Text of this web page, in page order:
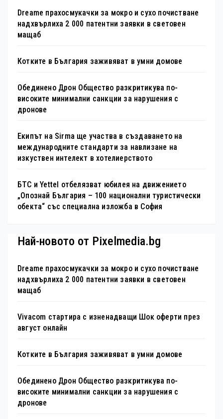
Dreame прахосмукачки за мокро и сухо почистване
надхвърлиха 2 000 патентни заявки в световен
мащаб
Котките в България заживяват в умни домове
Обединено Дрон Общество разкритикува по-
високите минимални санкции за нарушения с
дронове
Екипът на Sirma ще участва в създаването на
международните стандарти за навлизане на
изкуствен интелект в хотелиерството
БТС и Yettel отбелязват юбилея на движението
„Опознай България – 100 национални туристически
обекта“ със специална изложба в София
Най-новото от Pixelmedia.bg
Dreame прахосмукачки за мокро и сухо почистване
надхвърлиха 2 000 патентни заявки в световен
мащаб
Vivacom стартира с изненадващи Шок оферти през
август онлайн
Котките в България заживяват в умни домове
Обединено Дрон Общество разкритикува по-
високите минимални санкции за нарушения с
дронове